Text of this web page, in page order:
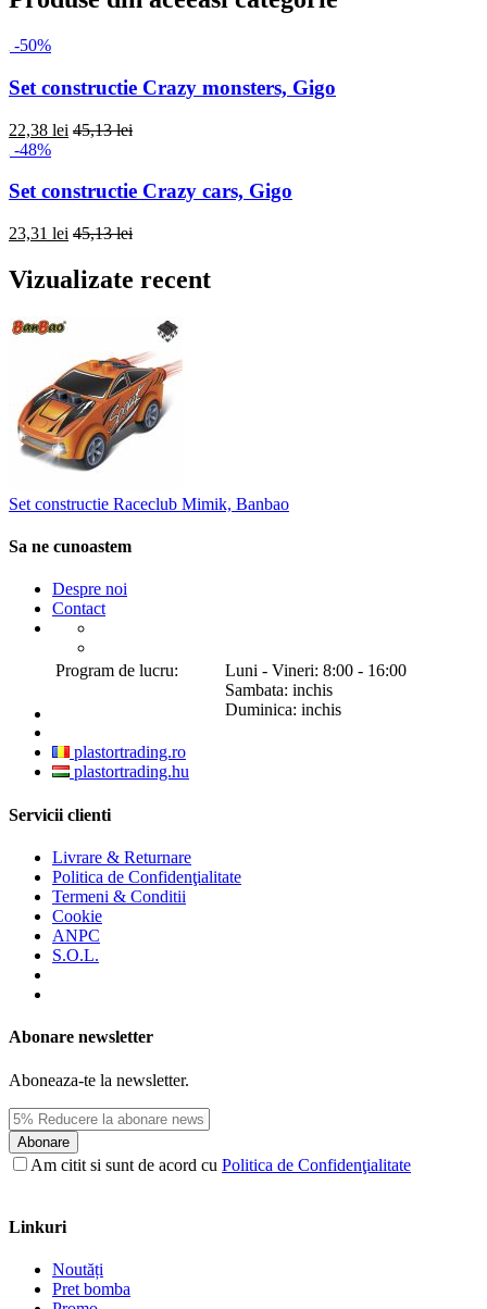
-50%
Set constructie Crazy monsters, Gigo
22,38 lei 45,13 lei
-48%
Set constructie Crazy cars, Gigo
23,31 lei 45,13 lei
Vizualizate recent
Set constructie Raceclub Mimik, Banbao
Sa ne cunoastem
Despre noi
Contact
Program de lucru:
Luni - Vineri: 8:00 - 16:00
Sambata: inchis
Duminica: inchis
plastortrading.ro
plastortrading.hu
Servicii clienti
Livrare & Returnare
Politica de Confidenţialitate
Termeni & Conditii
Cookie
ANPC
S.O.L.
Abonare newsletter
Aboneaza-te la newsletter.
Abonare
Am citit si sunt de acord cu Politica de Confidenţialitate
Linkuri
Noutăți
Pret bomba